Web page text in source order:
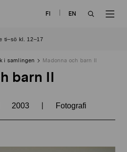
FI
EN
ti–sö kl. 12–17
i samlingen Madonna och barn II
barn II
2003 | Fotografi